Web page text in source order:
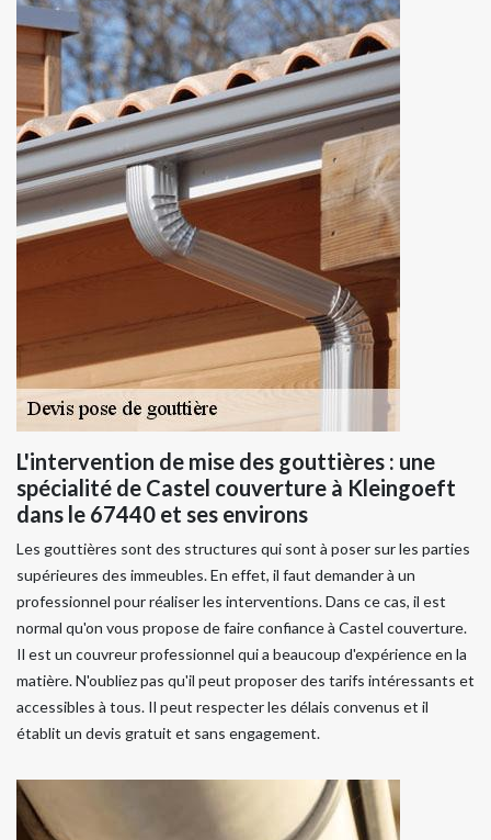
L'intervention de mise des gouttières : une
spécialité de Castel couverture à Kleingoeft
dans le 67440 et ses environs
Les gouttières sont des structures qui sont à poser sur les parties
supérieures des immeubles. En effet, il faut demander à un
professionnel pour réaliser les interventions. Dans ce cas, il est
normal qu'on vous propose de faire confiance à Castel couverture.
Il est un couvreur professionnel qui a beaucoup d'expérience en la
matière. N'oubliez pas qu'il peut proposer des tarifs intéressants et
accessibles à tous. Il peut respecter les délais convenus et il
établit un devis gratuit et sans engagement.